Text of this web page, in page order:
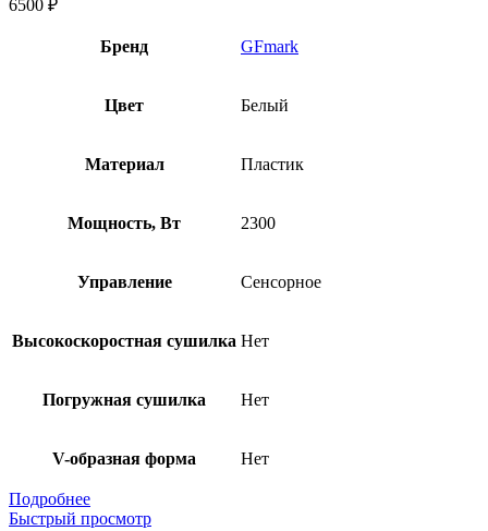
6500 ₽
Бренд GFmark
Цвет Белый
Материал Пластик
Мощность, Вт 2300
Управление Сенсорное
Высокоскоростная сушилка Нет
Погружная сушилка Нет
V-образная форма Нет
Подробнее
Быстрый просмотр